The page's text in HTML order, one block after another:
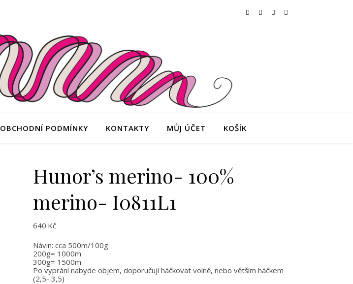
OBCHODNÍ PODMÍNKY KONTAKTY MŮJ ÚČET KOŠÍK
Hunor’s merino- 100%
merino- I0811L1
640 Kč
Návin: cca 500m/100g
200g= 1000m
300g= 1500m
Po vyprání nabyde objem, doporučuji háčkovat volně, nebo větším háčkem
(2,5- 3,5)